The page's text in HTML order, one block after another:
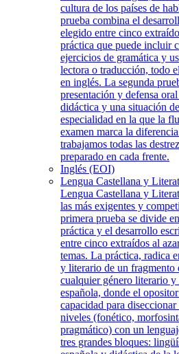
cultura de los países de
prueba combina el
elegido entre cinco
práctica que puede incluir
ejercicios de gramática y
lectora o traducción, todo
en inglés. La segunda
presentación y defensa
didáctica y una situación
especialidad en la que la
examen marca la
trabajamos todas las
preparado en cada frente.
Inglés (EOI)
Lengua Castellana y
Lengua Castellana y
las más exigentes y
primera prueba se divide
práctica y el desarrollo
entre cinco extraídos al
temas. La práctica, radica
y literario de un fragmento
cualquier género literario y
española, donde el
capacidad para
niveles (fonético,
pragmático) con un
tres grandes bloques: